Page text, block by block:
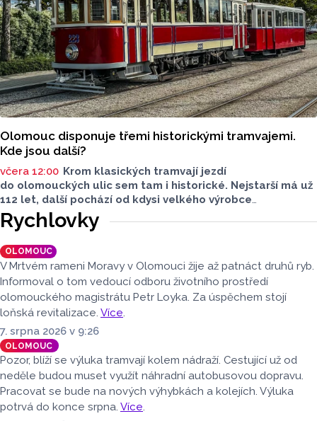
Olomouc disponuje třemi historickými tramvajemi.
Kde jsou další?
včera 12:00 Krom klasických tramvají jezdí
do olomouckých ulic sem tam i historické. Nejstarší má už
112 let, další pochází od kdysi velkého výrobce
tramvajových vozů. Třetím je vlečný vůz. Další, které kdysi
jezdily v krajském městě, jsou na jiných místech, třeba
v brněnském depozitáři.
Rychlovky
OLOMOUC
V Mrtvém rameni Moravy v Olomouci žije až patnáct druhů ryb.
Informoval o tom vedoucí odboru životního prostředí
olomouckého magistrátu Petr Loyka. Za úspěchem stojí
loňská revitalizace. Více.
7. srpna 2026 v 9:26
OLOMOUC
Pozor, blíží se výluka tramvají kolem nádraží. Cestující už od
neděle budou muset využít náhradní autobusovou dopravu.
Pracovat se bude na nových výhybkách a kolejích. Výluka
potrvá do konce srpna. Více.